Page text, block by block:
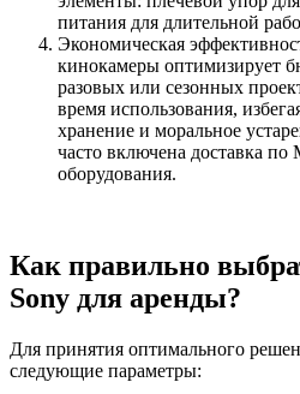
питания для длительной
Экономическая
кинокамеры оптимизирует
разовых или сезонных
время использования,
хранение и моральное
часто включена доставка по
оборудования.
Как правильно
Sony для аренды?
Для принятия оптимального
следующие параметры: